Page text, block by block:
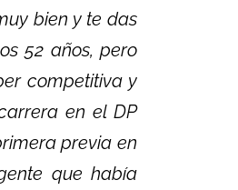
bien y te das
52 años, pero
competitiva y
en el DP
previa en
que había